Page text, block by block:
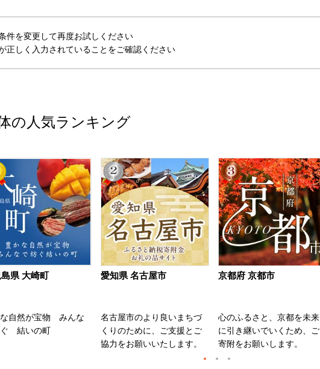
件を変更して再度お試しください
正しく入力されていることをご確認ください
の人気ランキング
島県 大崎町
自然が宝物 みんな
ぐ 結いの町
愛知県 名古屋市
名古屋市のより良いまちづ
くりのために、ご支援とご
協力をお願いいたします。
京都府 京都市
心のふるさと、京都を未来
に引き継いでいくため、ご
寄附をお願いします。